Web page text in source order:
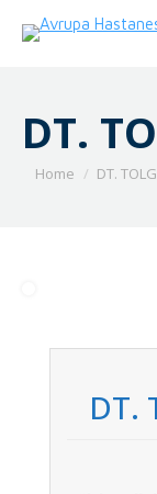
DT.
You are here:
Home DT.
DT.